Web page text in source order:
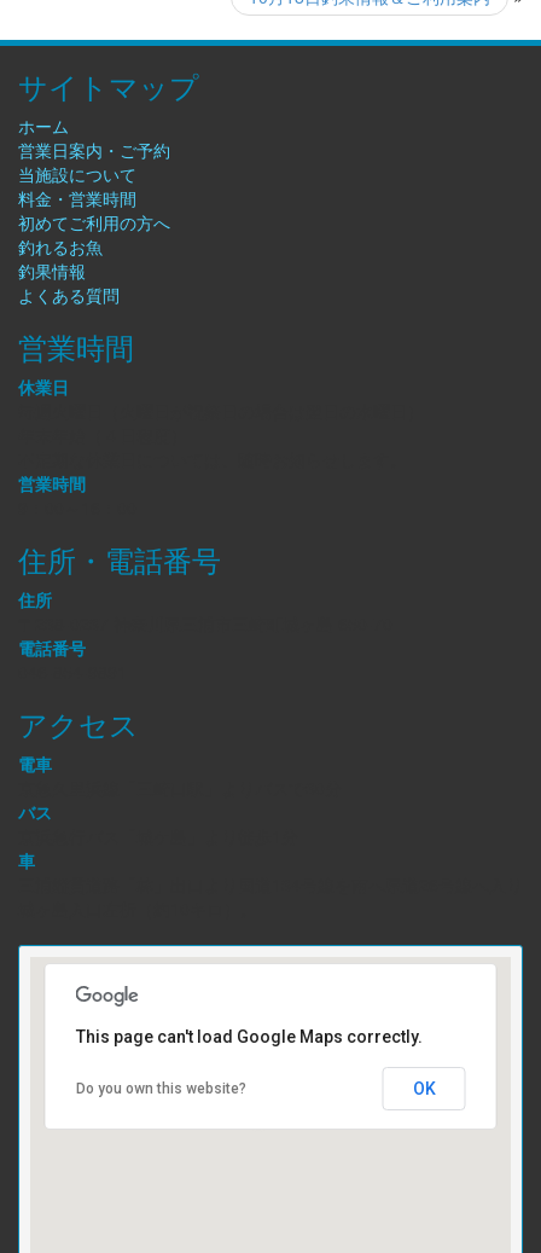
サイトマップ
ホーム
営業日案内・ご予約
当施設について
料金・営業時間
初めてご利用の方へ
釣れるお魚
釣果情報
よくある質問
営業時間
休業日
営業時間
住所・電話番号
住所
電話番号
アクセス
電車
バス
車
受け付けはこちら
This page can't load Google Maps correctly.
Do you own this website? OK